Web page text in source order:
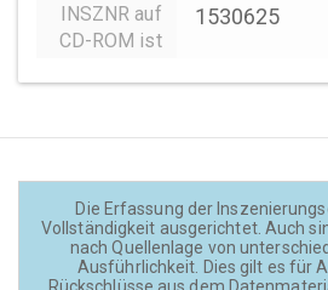
INSZNR auf
CD-ROM ist
1530625
Die Erfassung der
Vollständigkeit ausgerichtet. Auch
nach Quellenlage von
Ausführlichkeit. Dies gilt es für